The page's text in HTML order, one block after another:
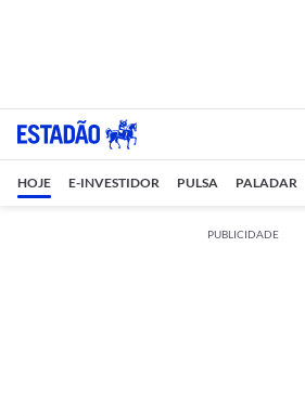
HOJE E-INVESTIDOR PULSA PALADAR
PUBLICIDADE